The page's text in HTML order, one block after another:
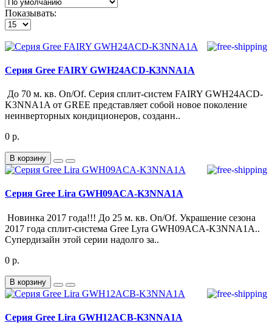
Показывать:
Серия Gree FAIRY GWH24ACD-K3NNA1A
До 70 м. кв. On/Of. Серия сплит-систем FAIRY GWH24ACD-
K3NNA1A от GREE представляет собой новое поколение
неинверторных кондиционеров, созданн..
0 р.
В корзину
Серия Gree Lira GWH09ACA-K3NNA1A
Новинка 2017 года!!! До 25 м. кв. On/Of. Украшение сезона
2017 года сплит-система Gree Lyra GWH09ACA-K3NNA1A..
Супердизайн этой серии надолго за..
0 р.
В корзину
Серия Gree Lira GWH12ACB-K3NNA1A